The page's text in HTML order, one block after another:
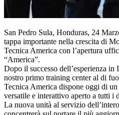
San Pedro Sula, Honduras, 24
tappa importante nella crescita di
Tecnica America con l’apertura
“America”.
Dopo il successo dell’esperienza
nostro primo training center al di
Tecnica America dispone oggi di
versatile e interattivo aperto a tutti i
La nuova unità al servizio